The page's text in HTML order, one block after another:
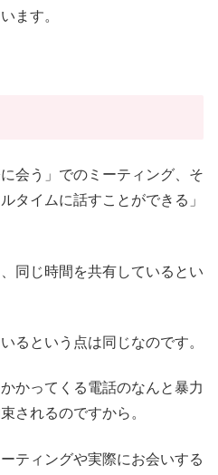
ます。
会う」でのミーティング、そ
タイムに話すことができる」
同じ時間を共有しているとい
るという点は同じなのです。
かってくる電話のなんと暴力
されるのですから。
ティングや実際にお会いする